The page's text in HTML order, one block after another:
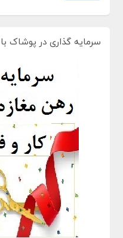
سرمایه گذاری در پوشاک با درآمد